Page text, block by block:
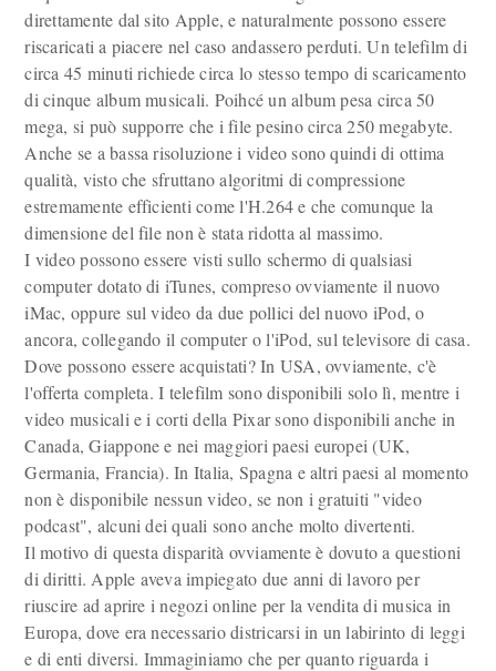
direttamente dal sito Apple, e naturalmente possono essere
riscaricati a piacere nel caso andassero perduti. Un telefilm di
circa 45 minuti richiede circa lo stesso tempo di scaricamento
di cinque album musicali. Poihcé un album pesa circa 50
mega, si può supporre che i file pesino circa 250 megabyte.
Anche se a bassa risoluzione i video sono quindi di ottima
qualità, visto che sfruttano algoritmi di compressione
estremamente efficienti come l'H.264 e che comunque la
dimensione del file non è stata ridotta al massimo.
I video possono essere visti sullo schermo di qualsiasi
computer dotato di iTunes, compreso ovviamente il nuovo
iMac, oppure sul video da due pollici del nuovo iPod, o
ancora, collegando il computer o l'iPod, sul televisore di casa.
Dove possono essere acquistati? In USA, ovviamente, c'è
l'offerta completa. I telefilm sono disponibili solo lì, mentre i
video musicali e i corti della Pixar sono disponibili anche in
Canada, Giappone e nei maggiori paesi europei (UK,
Germania, Francia). In Italia, Spagna e altri paesi al momento
non è disponibile nessun video, se non i gratuiti "video
podcast", alcuni dei quali sono anche molto divertenti.
Il motivo di questa disparità ovviamente è dovuto a questioni
di diritti. Apple aveva impiegato due anni di lavoro per
riuscire ad aprire i negozi online per la vendita di musica in
Europa, dove era necessario districarsi in un labirinto di leggi
e di enti diversi. Immaginiamo che per quanto riguarda i